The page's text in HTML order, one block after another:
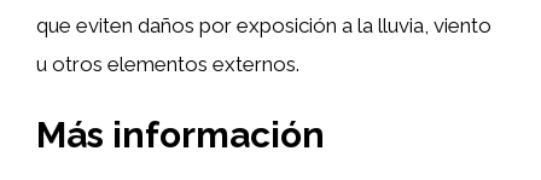
que eviten daños por exposición a la lluvia, viento
u otros elementos externos.
Más información